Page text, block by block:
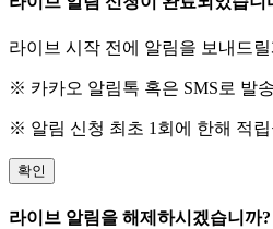
라이브 시작 전에 알림을 보내드
※ 카카오 알림톡 혹은 SMS로 발
※ 알림 신청 최초 1회에 한해 적
확인
라이브 알림을 해제하시겠습니까?